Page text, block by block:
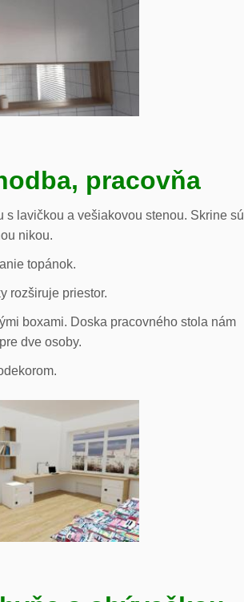
pracovňa
s lavičkou a vešiakovou stenou. Skrine sú
nikou.
topánok.
rozširuje priestor.
boxami. Doska pracovného stola nám
dve osoby.